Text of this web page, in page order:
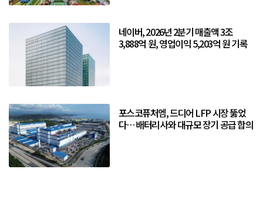
네이버, 2026년 2분기 매출액 3조
3,888억 원, 영업이익 5,203억 원 기록
포스코퓨처엠, 드디어 LFP 시장 뚫었
다… 배터리사와 대규모 장기 공급 합의